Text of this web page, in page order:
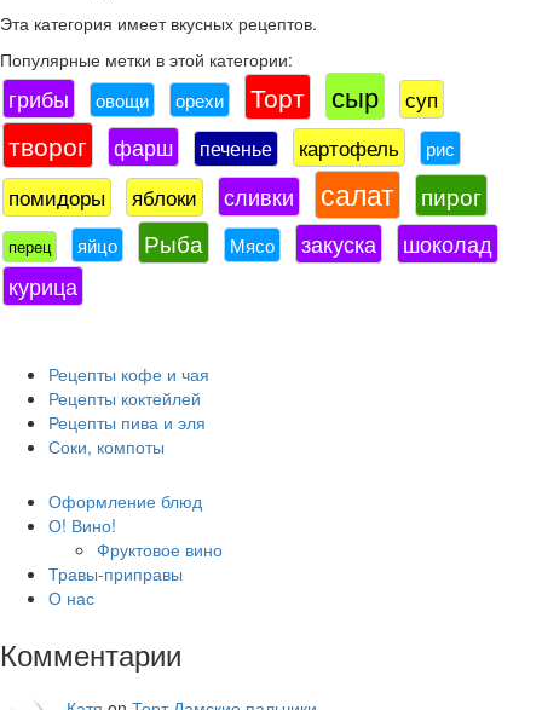
Эта категория имеет вкусных рецептов.
Популярные метки в этой категории:
грибы овощи орехи Торт сыр суп
творог фарш печенье картофель рис
помидоры яблоки сливки салат пирог
перец яйцо Рыба Мясо закуска
шоколад
курица
Рецепты кофе и чая
Рецепты коктейлей
Рецепты пива и эля
Соки, компоты
Оформление блюд
О! Вино!
Фруктовое вино
Травы-приправы
О нас
Комментарии